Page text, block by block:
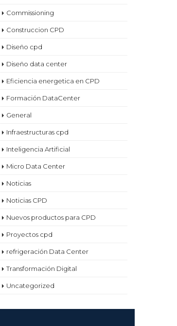
Commissioning
Construccion CPD
Diseño cpd
Diseño data center
Eficiencia energetica en CPD
Formación DataCenter
General
Infraestructuras cpd
Inteligencia Artificial
Micro Data Center
Noticias
Noticias CPD
Nuevos productos para CPD
Proyectos cpd
refrigeración Data Center
Transformación Digital
Uncategorized